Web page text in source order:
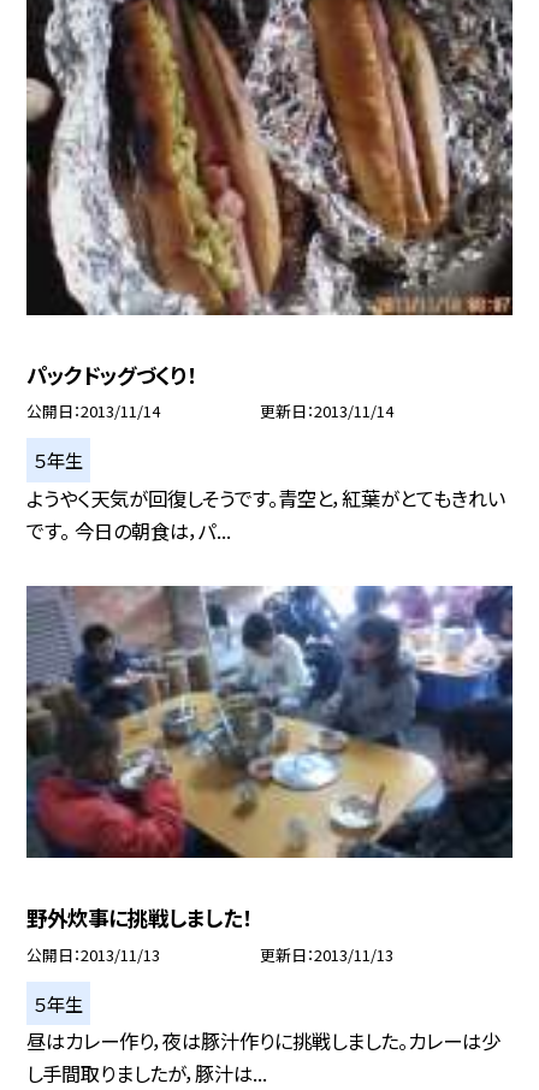
パックドッグづくり！
公開日 2013/11/14 更新日 2013/11/14
５年生
ようやく天気が回復しそうです。青空と，紅葉がとてもきれい
です。 今日の朝食は，パ...
野外炊事に挑戦しました！
公開日 2013/11/13 更新日 2013/11/13
５年生
昼はカレー作り，夜は豚汁作りに挑戦しました。カレーは少
し手間取りましたが，豚汁は...